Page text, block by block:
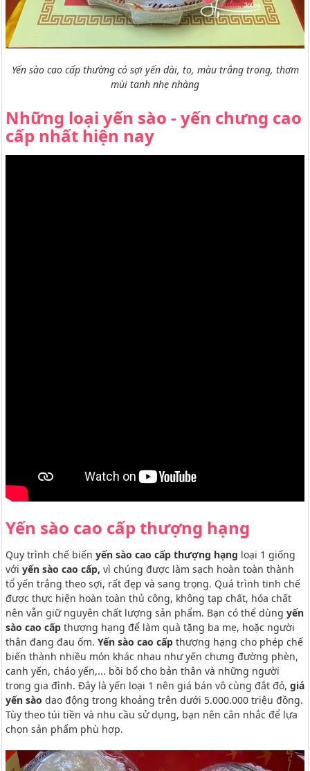
Yến sào cao cấp thường có sợi yến dài, to, màu trắng trong, thơm
mùi tanh nhẹ nhàng
Những loại yến sào - yến chưng cao
cấp nhất hiện nay
Yến sào cao cấp thượng hạng
Quy trình chế biến yến sào cao cấp thượng hạng loại 1 giống
với yến sào cao cấp, vì chúng được làm sạch hoàn toàn thành
tổ yến trắng theo sợi, rất đẹp và sang trọng. Quá trình tinh chế
được thực hiện hoàn toàn thủ công, không tạp chất, hóa chất
nên vẫn giữ nguyên chất lượng sản phẩm. Bạn có thể dùng yến
sào cao cấp thượng hạng để làm quà tặng ba mẹ, hoặc người
thân đang đau ốm. Yến sào cao cấp thượng hạng cho phép chế
biến thành nhiều món khác nhau như yến chưng đường phèn,
canh yến, cháo yến,... bồi bổ cho bản thân và những người
trong gia đình. Đây là yến loại 1 nên giá bán vô cùng đắt đỏ, giá
yến sào dao động trong khoảng trên dưới 5.000.000 triệu đồng.
Tùy theo túi tiền và nhu cầu sử dụng, bạn nên cân nhắc để lựa
chọn sản phẩm phù hợp.